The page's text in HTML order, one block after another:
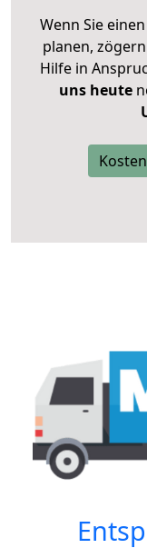
Wenn Sie
planen,
Hilfe in
uns heute